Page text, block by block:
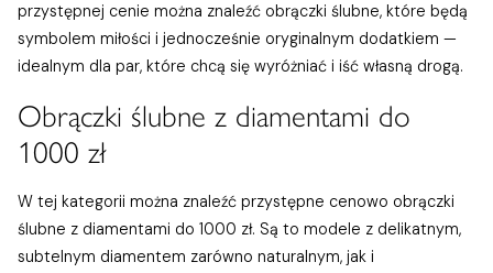
przystępnej cenie można znaleźć obrączki ślubne, które będą
symbolem miłości i jednocześnie oryginalnym dodatkiem —
idealnym dla par, które chcą się wyróżniać i iść własną drogą.
Obrączki ślubne z diamentami do
1000 zł
W tej kategorii można znaleźć przystępne cenowo obrączki
ślubne z diamentami do 1000 zł. Są to modele z delikatnym,
subtelnym diamentem zarówno naturalnym, jak i